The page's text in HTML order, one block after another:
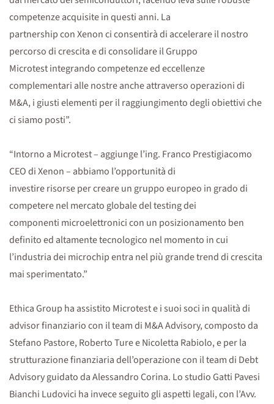
competenze acquisite in questi anni. La
partnership con Xenon ci consentirà di accelerare il nostro
percorso di crescita e di consolidare il Gruppo
Microtest integrando competenze ed eccellenze
complementari alle nostre anche attraverso operazioni di
M&A, i giusti elementi per il raggiungimento degli obiettivi che
ci siamo posti”.
“Intorno a Microtest – aggiunge l’ing. Franco Prestigiacomo
CEO di Xenon – abbiamo l’opportunità di
investire risorse per creare un gruppo europeo in grado di
competere nel mercato globale del testing dei
componenti microelettronici con un posizionamento ben
definito ed altamente tecnologico nel momento in cui
l’industria dei microchip entra nel più grande trend di crescita
mai sperimentato.”
Ethica Group ha assistito Microtest e i suoi soci in qualità di
advisor finanziario con il team di M&A Advisory, composto da
Stefano Pastore, Roberto Ture e Nicoletta Rabiolo, e per la
strutturazione finanziaria dell’operazione con il team di Debt
Advisory guidato da Alessandro Corina. Lo studio Gatti Pavesi
Bianchi Ludovici ha invece seguito gli aspetti legali, con l’Avv.